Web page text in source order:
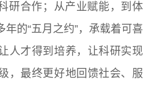
研合作；从产业赋能，到体
的“五月之约”，承载着可喜
人才得到培养，让科研实现
，最终更好地回馈社会、服